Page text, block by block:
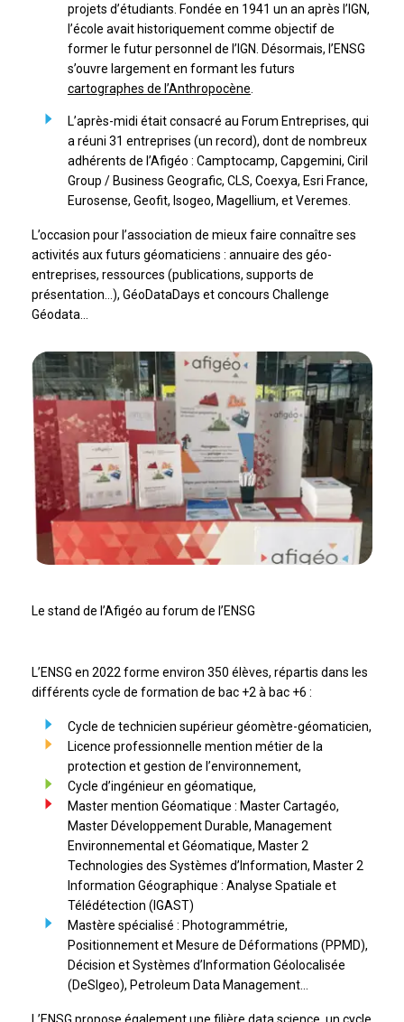
projets d’étudiants. Fondée en 1941 un an après l’IGN,
l’école avait historiquement comme objectif de
former le futur personnel de l’IGN. Désormais, l’ENSG
s’ouvre largement en formant les futurs
cartographes de l’Anthropocène
L’après-midi était consacré au Forum Entreprises, qui
a réuni 31 entreprises (un record), dont de nombreux
adhérents de l’Afigéo : Camptocamp, Capgemini, Ciril
Group / Business Geografic, CLS, Coexya, Esri France,
Eurosense, Geofit, Isogeo, Magellium, et Veremes.
L’occasion pour l’association de mieux faire connaître ses
activités aux futurs géomaticiens : annuaire des géo-
entreprises, ressources (publications, supports de
présentation…), GéoDataDays et concours Challenge
Géodata…
Le stand de l’Afigéo au forum de l’ENSG
L’ENSG en 2022 forme environ 350 élèves, répartis dans les
différents cycle de formation de bac +2 à bac +6 :
Cycle de technicien supérieur géomètre-géomaticien,
Licence professionnelle mention métier de la
protection et gestion de l’environnement,
Cycle d’ingénieur en géomatique,
Master mention Géomatique : Master Cartagéo,
Master Développement Durable, Management
Environnemental et Géomatique, Master 2
Technologies des Systèmes d’Information, Master 2
Information Géographique : Analyse Spatiale et
Télédétection (IGAST)
Mastère spécialisé : Photogrammétrie,
Positionnement et Mesure de Déformations (PPMD),
Décision et Systèmes d’Information Géolocalisée
(DeSIgeo), Petroleum Data Management…
L’ENSG propose également une filière data science, un cycle